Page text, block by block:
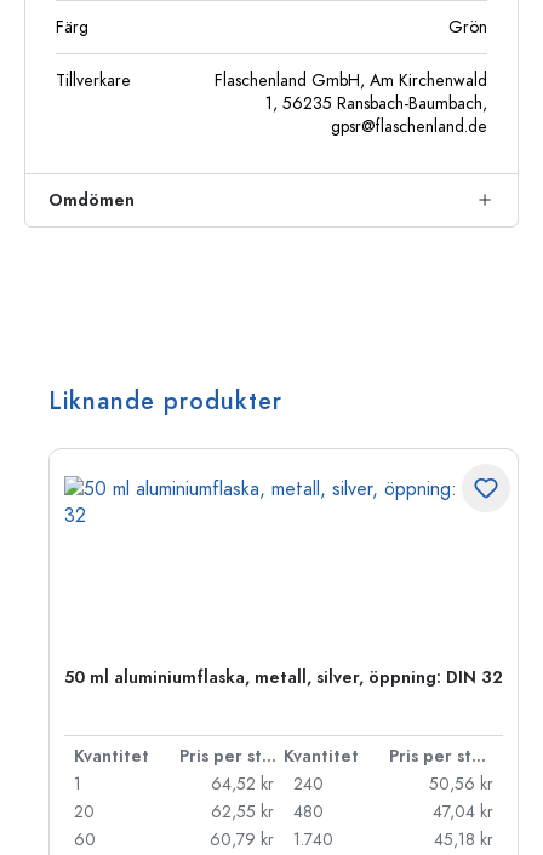
Färg Grön
Tillverkare
Flaschenland GmbH, Am Kirchenwald
1, 56235 Ransbach-Baumbach,
gpsr@flaschenland.de
Omdömen
Liknande produkter
50 ml aluminiumflaska, metall, silver, öppning: DIN 32
Kvantitet Pris per styck Kvantitet
Pris per styck
1
64,52 kr
20
62,55 kr
60
60,79 kr
240
50,56 kr
480
47,04 kr
1.740
45,18 kr